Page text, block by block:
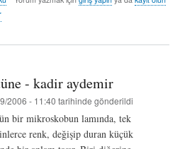
- kadir aydemir
2006 - 11:40 tarihinde gönderildi
bir mikroskobun lamında, tek
renk, değişip duran küçük